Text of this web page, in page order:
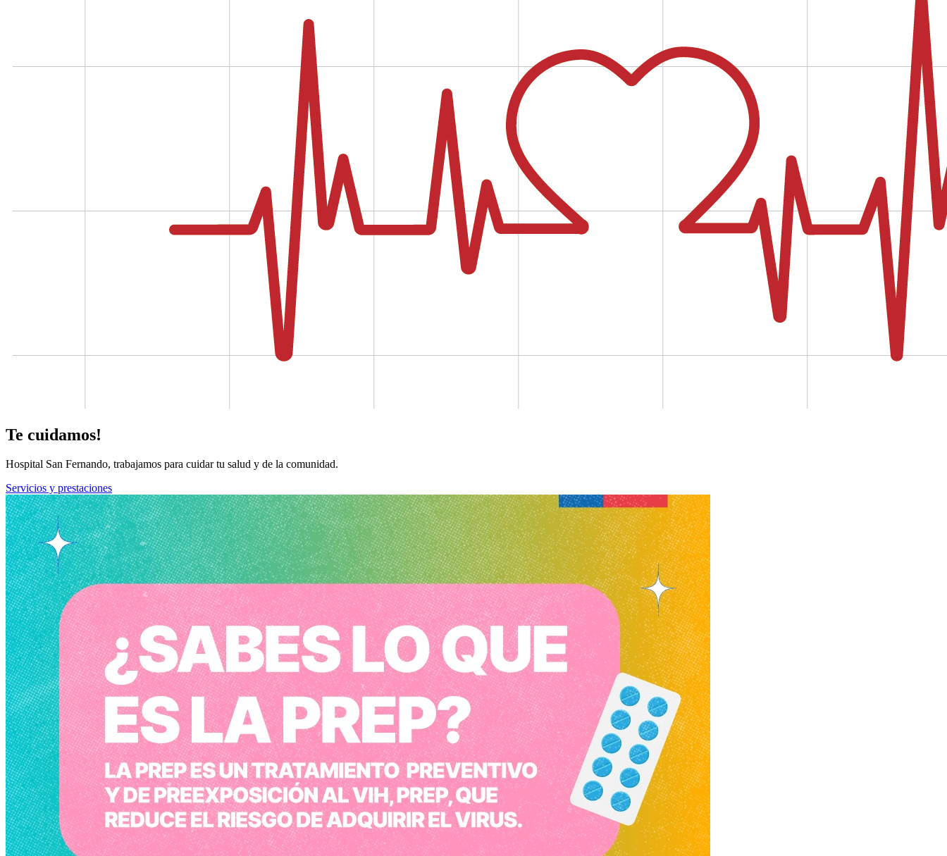
Te cuidamos!
Hospital San Fernando, trabajamos para cuidar tu salud y de la comunidad.
Servicios y prestaciones